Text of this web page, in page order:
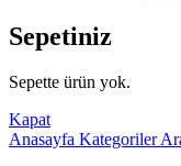
Sepetiniz
Sepette ürün yok.
Kapat
Anasayfa Kategoriler